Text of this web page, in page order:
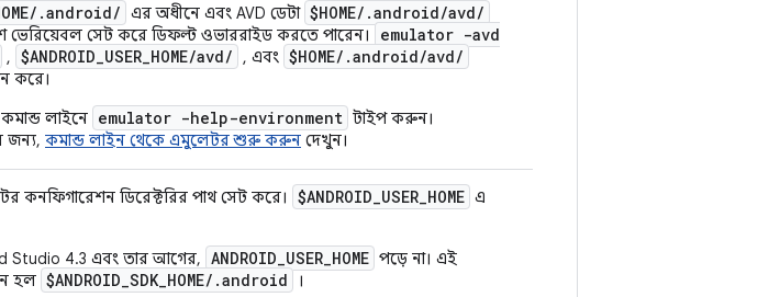
/ .android/ এর অধীনে এবং AVD ডেটা $HOME/ .android/avd/
ভেরিয়েবল সেট করে ডিফল্ট ওভাররাইড করতে পারেন।
emulator -avd
, $ANDROID_USER_HOME/avd/ , এবং $HOME/ .android/avd/
করে।
লাইনে emulator -help-environment টাইপ করুন।
জন্য, কমান্ড লাইন থেকে এমুলেটর শুরু করুন দেখুন।
কনফিগারেশন ডিরেক্টরির পাথ সেট করে। $ANDROID_USER_HOME এ
Studio 4.3 এবং তার আগের, ANDROID_USER_HOME পড়ে না। এই
হল $ANDROID_SDK_HOME/.android ।